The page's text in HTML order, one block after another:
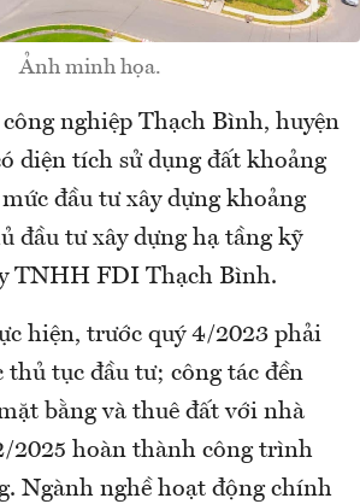
Ảnh minh họa.
nghiệp Thạch Bình, huyện
diện tích sử dụng đất khoảng
đầu tư xây dựng khoảng
đầu tư xây dựng hạ tầng kỹ
TNHH FDI Thạch Bình.
hiện, trước quý 4/2023 phải
thủ tục đầu tư; công tác đền
bằng và thuê đất với nhà
2025 hoàn thành công trình
Ngành nghề hoạt động chính